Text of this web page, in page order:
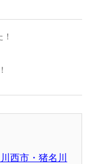
西市・猪名川